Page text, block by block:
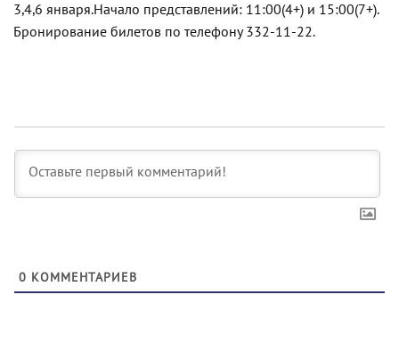
3,4,6 января.Начало представлений: 11:00(4+) и 15:00(7+).
Бронирование билетов по телефону 332-11-22.
0 КОММЕНТАРИЕВ